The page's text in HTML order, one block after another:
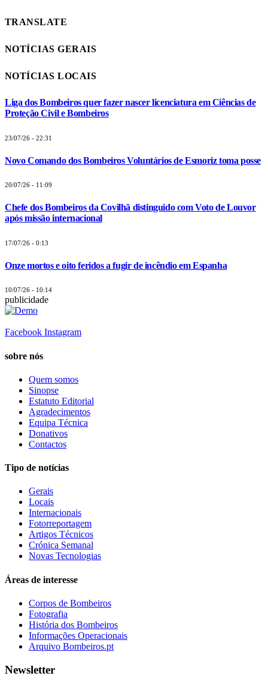
TRANSLATE
NOTÍCIAS GERAIS
NOTÍCIAS LOCAIS
Liga dos Bombeiros quer fazer nascer licenciatura em Ciências de
Proteção Civil e Bombeiros
23/07/26 - 22:31
Novo Comando dos Bombeiros Voluntários de Esmoriz toma posse
20/07/26 - 11:09
Chefe dos Bombeiros da Covilhã distinguido com Voto de Louvor
após missão internacional
17/07/26 - 0:13
Onze mortos e oito feridos a fugir de incêndio em Espanha
10/07/26 - 10:14
publicidade
Facebook Instagram
sobre nós
Quem somos
Sinopse
Estatuto Editorial
Agradecimentos
Equipa Técnica
Donativos
Contactos
Tipo de notícias
Gerais
Locais
Internacionais
Fotorreportagem
Artigos Técnicos
Crónica Semanal
Novas Tecnologias
Áreas de interesse
Corpos de Bombeiros
Fotografia
História dos Bombeiros
Informações Operacionais
Arquivo Bombeiros.pt
Newsletter